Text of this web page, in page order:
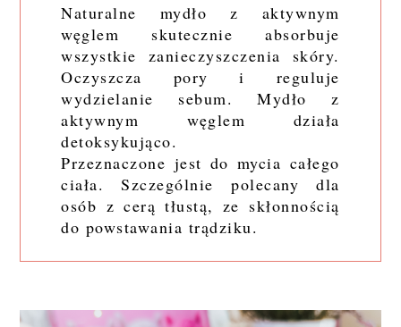
Naturalne mydło z aktywnym
węglem skutecznie absorbuje
wszystkie zanieczyszczenia skóry.
Oczyszcza pory i reguluje
wydzielanie sebum. Mydło z
aktywnym węglem działa
detoksykująco.
Przeznaczone jest do mycia całego
ciała. Szczególnie polecany dla
osób z cerą tłustą, ze skłonnością
do powstawania trądziku.